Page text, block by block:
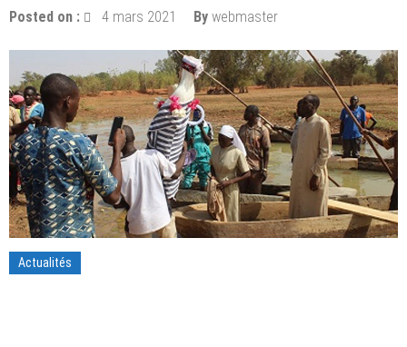
Posted on : 4 mars 2021 By webmaster
Actualités